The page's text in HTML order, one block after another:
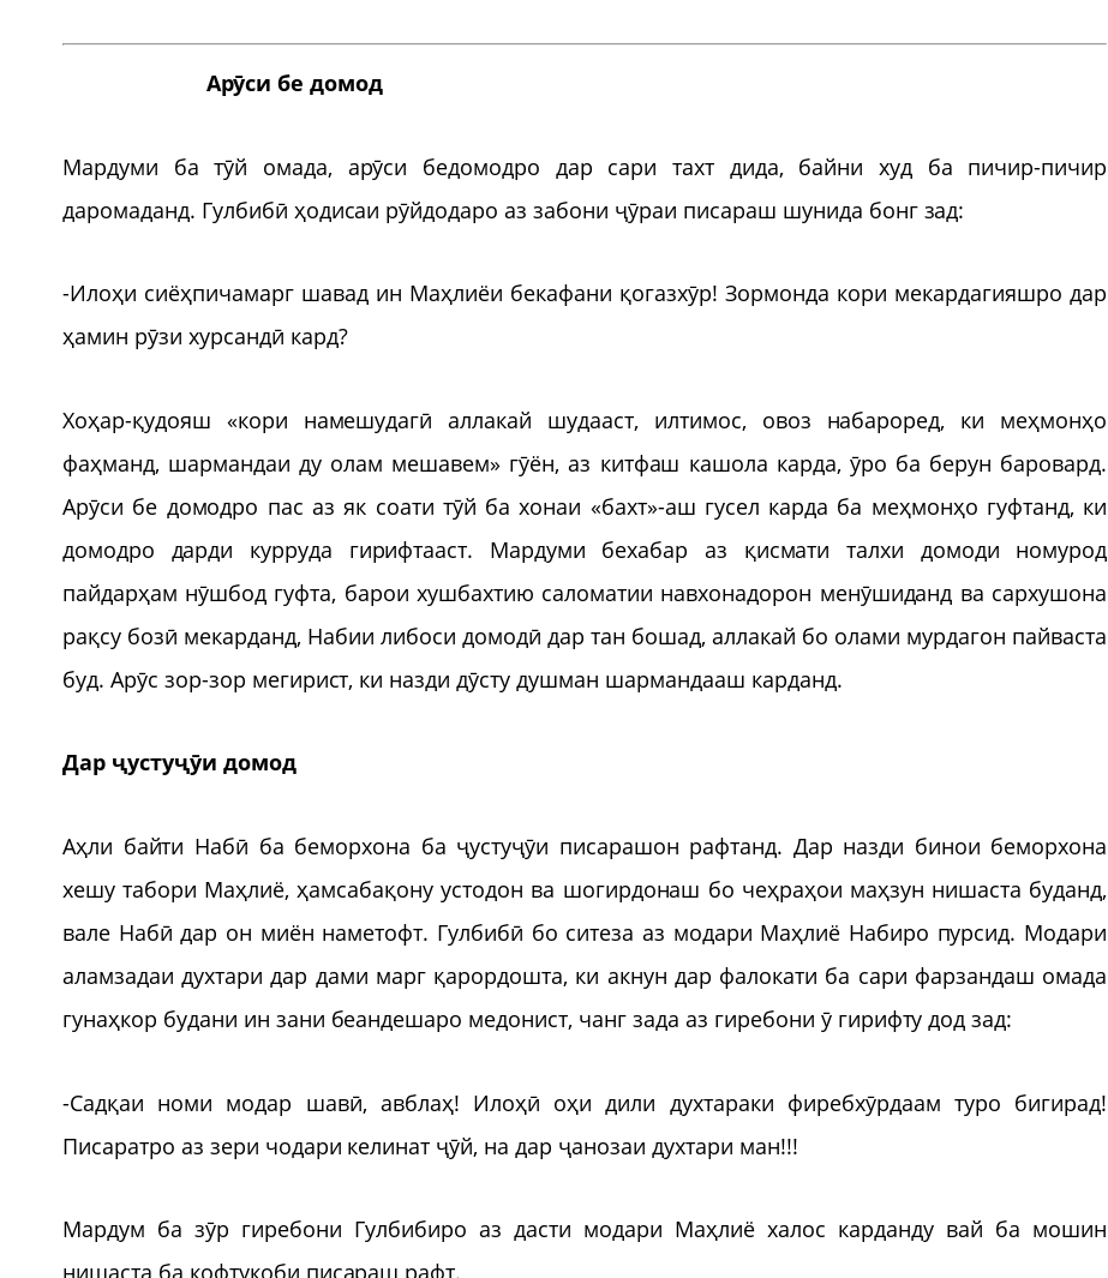
Арӯси бе домод
Мардуми ба тӯй омада, арӯси бедомодро дар сари тахт дида, байни худ ба пичир-пичир
даромаданд. Гулбибӣ ҳодисаи рӯйдодаро аз забони ҷӯраи писараш шунида бонг зад:
-Илоҳи сиёҳпичамарг шавад ин Маҳлиёи бекафани қогазхӯр! Зормонда кори мекардагияшро дар
ҳамин рӯзи хурсандӣ кард?
Хоҳар-қудояш «кори намешудагӣ аллакай шудааст, илтимос, овоз набароред, ки меҳмонҳо
фаҳманд, шармандаи ду олам мешавем» гӯён, аз китфаш кашола карда, ӯро ба берун баровард.
Арӯси бе домодро пас аз як соати тӯй ба хонаи «бахт»-аш гусел карда ба меҳмонҳо гуфтанд, ки
домодро дарди курруда гирифтааст. Мардуми бехабар аз қисмати талхи домоди номурод
пайдарҳам нӯшбод гуфта, барои хушбахтию саломатии навхонадорон менӯшиданд ва сархушона
рақсу бозӣ мекарданд, Набии либоси домодӣ дар тан бошад, аллакай бо олами мурдагон пайваста
буд. Арӯс зор-зор мегирист, ки назди дӯсту душман шармандааш карданд.
Дар ҷустуҷӯи домод
Аҳли байти Набӣ ба беморхона ба ҷустуҷӯи писарашон рафтанд. Дар назди бинои беморхона
хешу табори Маҳлиё, ҳамсабақону устодон ва шогирдонаш бо чеҳраҳои маҳзун нишаста буданд,
вале Набӣ дар он миён наметофт. Гулбибӣ бо ситеза аз модари Маҳлиё Набиро пурсид. Модари
аламзадаи духтари дар дами марг қарордошта, ки акнун дар фалокати ба сари фарзандаш омада
гунаҳкор будани ин зани беандешаро медонист, чанг зада аз гиребони ӯ гирифту дод зад:
-Садқаи номи модар шавӣ, авблаҳ! Илоҳӣ оҳи дили духтараки фиребхӯрдаам туро бигирад!
Писаратро аз зери чодари келинат ҷӯй, на дар ҷанозаи духтари ман!!!
Мардум ба зӯр гиребони Гулбибиро аз дасти модари Маҳлиё халос карданду вай ба мошин